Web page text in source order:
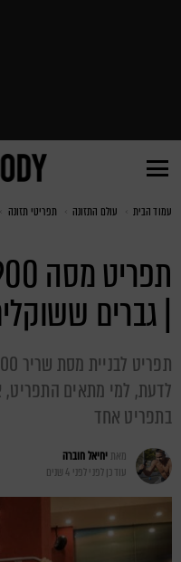
You are here:
עמוד הבית עולם התזונה תפריטי תזונה
| גברים ששוקלים 60
לדעת, למי מתאים התפריט,
בתפריט אחד
מאתיחיאל חוברה
עודכן לפנילפני 4 שנים